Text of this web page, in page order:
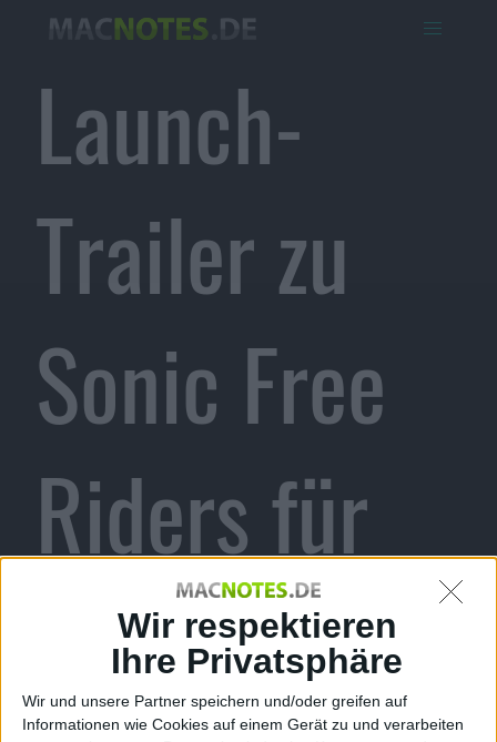
Wir respektieren
Ihre Privatsphäre
Wir und unsere Partner speichern und/oder greifen auf
Informationen wie Cookies auf einem Gerät zu und verarbeiten
Launch-
Trailer zu
Sonic Free
Riders für
Kinect